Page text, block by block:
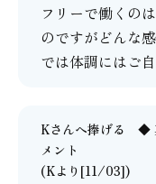
フリーで働くの
のですがどんな
では体調にはご
Kさんへ捧げる ◆
メント
(Kより[11/03])